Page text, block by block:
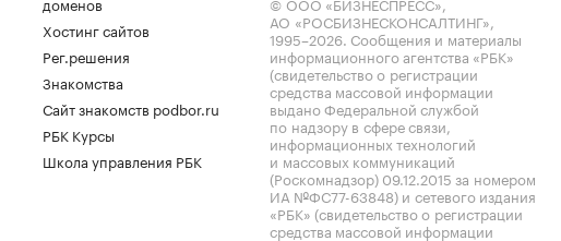
Хостинг сайтов
Рег.решения
Знакомства
Сайт знакомств podbor.ru
РБК Курсы
Школа управления РБК
АО «РОСБИЗНЕСКОНСАЛТИНГ»,
1995–2026. Сообщения и материалы
информационного агентства «РБК»
(свидетельство о регистрации
средства массовой информации
выдано Федеральной службой
по надзору в сфере связи,
информационных технологий
и массовых коммуникаций
(Роскомнадзор) 09.12.2015 за номером
ИА №ФС77-63848) и сетевого издания
«РБК» (свидетельство о регистрации
средства массовой информации